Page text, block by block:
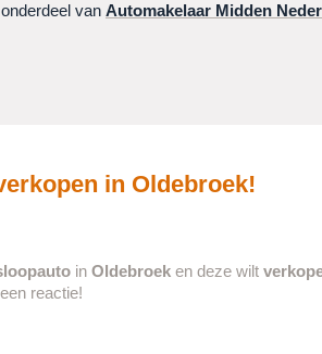
van Automakelaar Midden
in Oldebroek!
in Oldebroek en deze wilt
reactie!